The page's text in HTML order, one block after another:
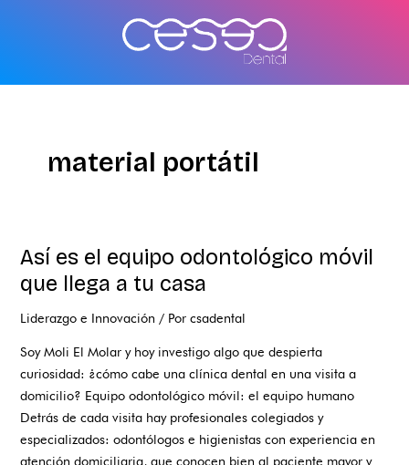
material portátil
Así es el equipo odontológico móvil
que llega a tu casa
Liderazgo e Innovación / Porcsadental
Soy Moli El Molar y hoy investigo algo que despierta
curiosidad: ¿cómo cabe una clínica dental en una visita a
domicilio? Equipo odontológico móvil: el equipo humano
Detrás de cada visita hay profesionales colegiados y
especializados: odontólogos e higienistas con experiencia en
atención domiciliaria, que conocen bien al paciente mayor y
Así
es
el
equipo
móvil